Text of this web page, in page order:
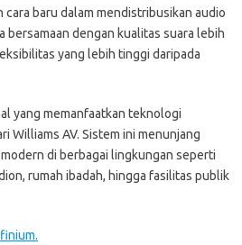
baru dalam mendistribusikan audio
bersamaan dengan kualitas suara lebih
yang lebih tinggi daripada
yang memanfaatkan teknologi
Williams AV. Sistem ini menunjang
di berbagai lingkungan seperti
rumah ibadah, hingga fasilitas publik